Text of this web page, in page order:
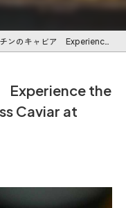
Experience the Brilliance of World-Class Caviar at Maizuru Kitchen
Experience the
Caviar at